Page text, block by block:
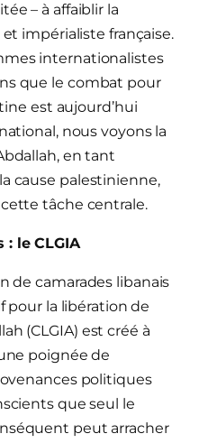
– à affaiblir la
impérialiste française.
internationalistes
que le combat pour
est aujourd’hui
nous voyons la
en tant
cause palestinienne,
tâche centrale.
: le CLGIA
de camarades libanais
pour la libération de
(CLGIA) est créé à
poignée de
politiques
que seul le
peut arracher